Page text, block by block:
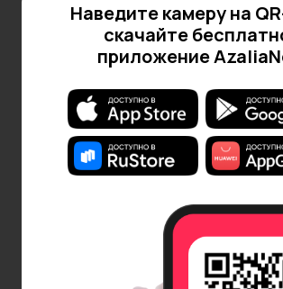
Наведите камеру на
скачайте
приложение